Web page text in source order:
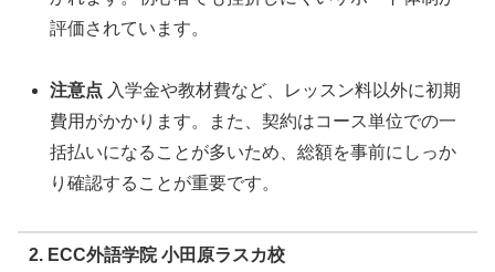
評価されています。
注意点 入学金や教材費など、レッスン料以外に初期
費用がかかります。また、契約はコース単位での一
括払いになることが多いため、総額を事前にしっか
り確認することが重要です。
2. ECC外語学院 小田原ラスカ校